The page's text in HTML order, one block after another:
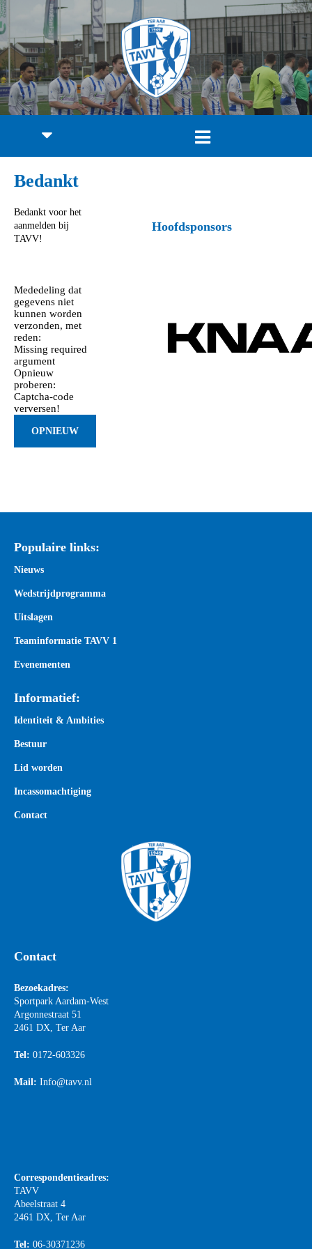
Bedankt
Bedankt voor het
aanmelden bij
TAVV!
Mededeling dat
gegevens niet
kunnen worden
verzonden, met
reden:
Missing required
argument
Opnieuw
proberen:
Captcha-code
verversen!
Hoofdsponsors
Populaire links:
Nieuws
Wedstrijdprogramma
Uitslagen
Teaminformatie TAVV 1
Evenementen
Informatief:
Identiteit & Ambities
Bestuur
Lid worden
Incassomachtiging
Contact
Contact
Bezoekadres:
Sportpark Aardam-West
Argonnestraat 51
2461 DX, Ter Aar
Tel: 0172-603326
Mail: Info@tavv.nl
Correspondentieadres:
TAVV
Abeelstraat 4
2461 DX, Ter Aar
Tel: 06-30371236